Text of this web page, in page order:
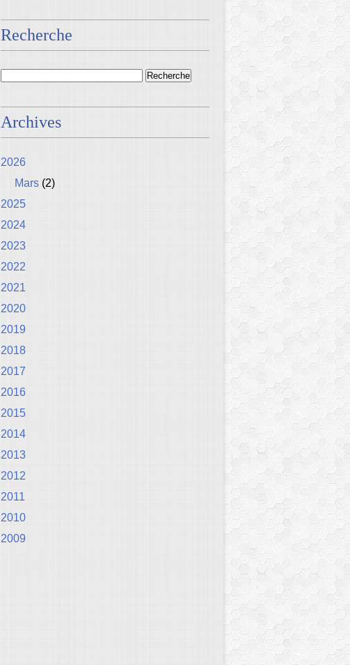
Recherche
Archives
2026
Mars (2)
2025
2024
2023
2022
2021
2020
2019
2018
2017
2016
2015
2014
2013
2012
2011
2010
2009